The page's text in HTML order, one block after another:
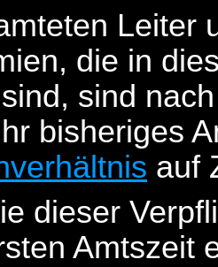
Leiter
die in
sind
bisheriges
auf
dieser
Amtszeit